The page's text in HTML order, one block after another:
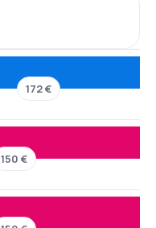
172 €
150 €